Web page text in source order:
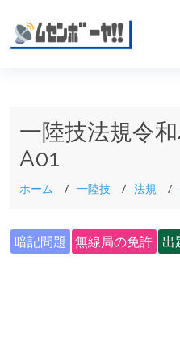
一陸技法規令
A01
ホーム 一陸技 法規
暗記問題 無線局の免許